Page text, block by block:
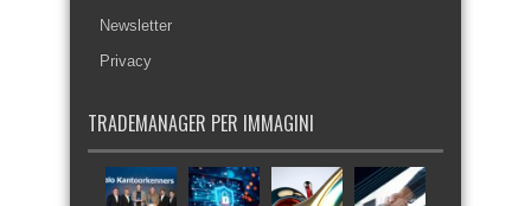
Newsletter
Privacy
TRADEMANAGER PER IMMAGINI